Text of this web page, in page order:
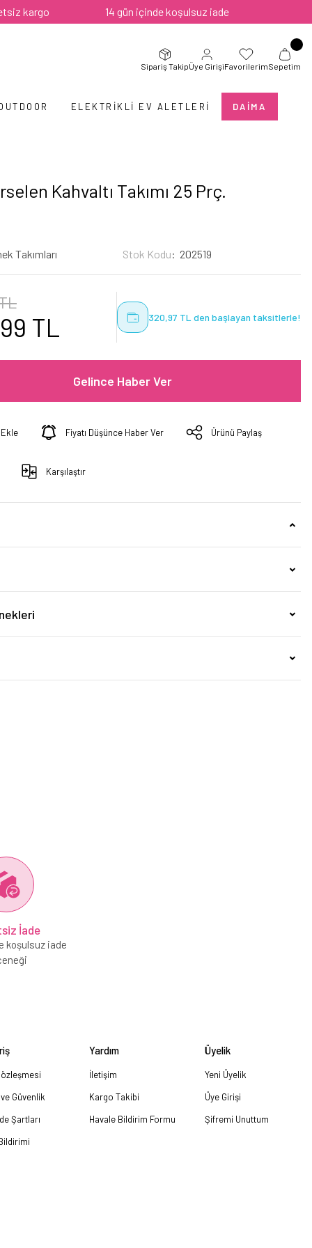
14 gün içinde koşulsuz iade
Sipariş TakipÜye GirişiFavorilerimSepetim
ELEKTRIKLI EV ALETLERI DAIMA
Kahvaltı Takımı 25 Prç.
Takımları Stok Kodu 202519
TL 320,97 TL den başlayan taksitlerle!
Gelince Haber Ver
Fiyatı Düşünce Haber Ver Ürünü Paylaş
Karşılaştır
İade
koşulsuz iade
Güvenlik
Şartları
Yardım
İletişim
Kargo Takibi
Havale Bildirim Formu
Üyelik
Yeni Üyelik
Üye Girişi
Şifremi Unuttum